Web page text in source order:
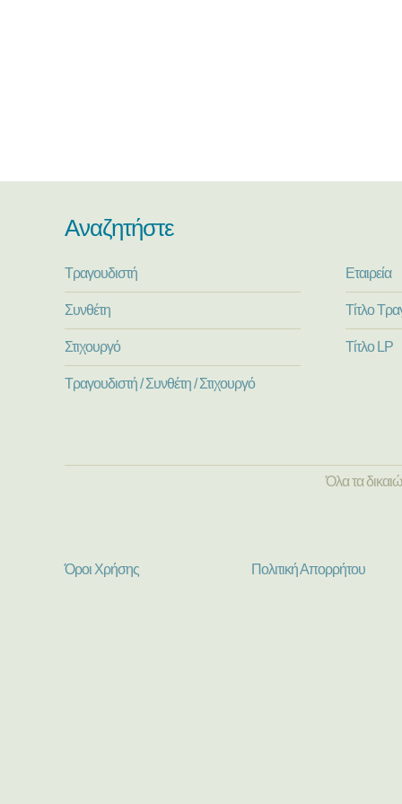
Αναζητήστε
Τραγουδιστή
Συνθέτη
Στιχουργό
Τραγουδιστή / Συνθέτη / Στιχουργό
Εταιρεία
Τίτλο
Τίτλο LP
Όλα τα
Όροι Χρήσης Πολιτική Απορρήτου